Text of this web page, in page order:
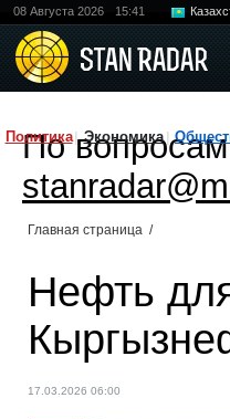
08 Августа 2026 15:41
Политика Экономика
По
Главная страница /
Нефть
17.03.2026 06:00